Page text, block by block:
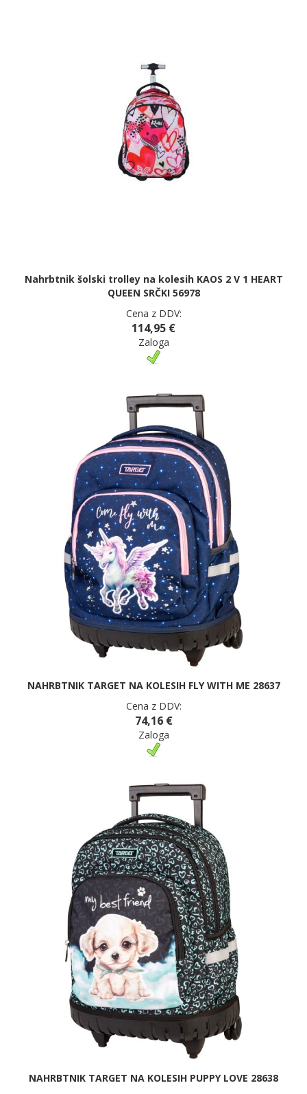
Nahrbtnik šolski trolley na kolesih KAOS 2 V 1 HEART
QUEEN SRČKI 56978
Cena z DDV:
114,95 €
Zaloga
NAHRBTNIK TARGET NA KOLESIH FLY WITH ME 28637
Cena z DDV:
74,16 €
Zaloga
NAHRBTNIK TARGET NA KOLESIH PUPPY LOVE 28638